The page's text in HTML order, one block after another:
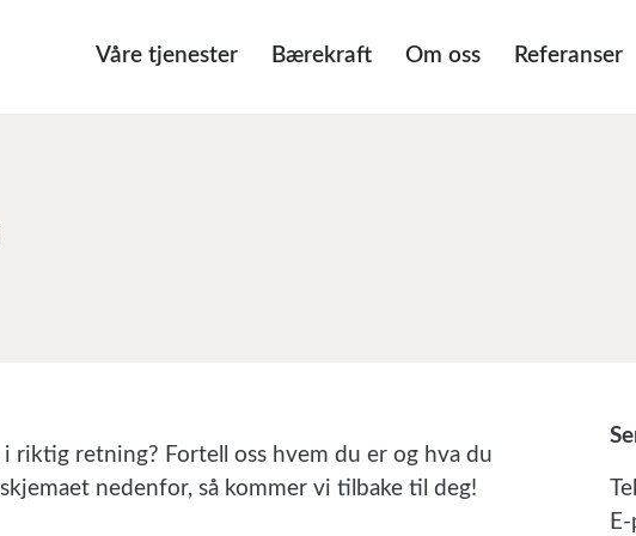
Våre tjenester Bærekraft Om oss Referanser
riktig retning? Fortell oss hvem du er og hva du
nedenfor, så kommer vi tilbake til deg!